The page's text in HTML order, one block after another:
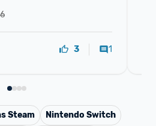
3 1
Steam
Nintendo Switch